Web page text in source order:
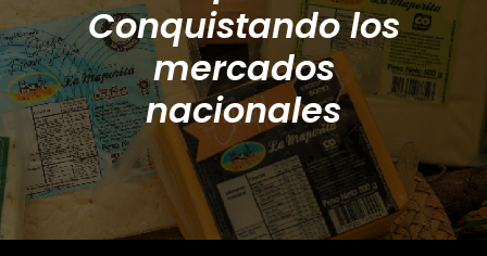
Conquistando los
mercados
nacionales